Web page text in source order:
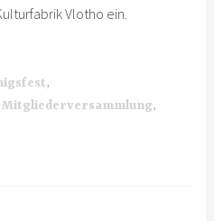
Vlotho ein.
,
Mitgliederversammlung,